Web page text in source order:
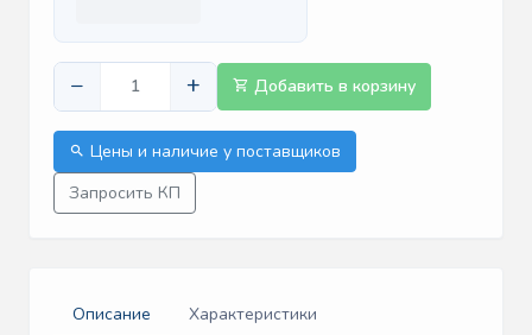
− + Добавить в корзину
Цены и наличие у поставщиков
Запросить КП
Описание
Характеристики